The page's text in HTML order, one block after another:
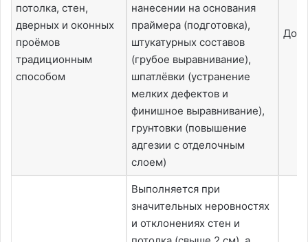
потолка, стен,
дверных и оконных
проёмов
традиционным
способом
нанесении на основания
праймера (подготовка),
штукатурных составов
(грубое выравнивание),
шпатлёвки (устранение
мелких дефектов и
финишное выравнивание),
грунтовки (повышение
адгезии с отделочным
слоем)
До 1
Выполняется при
значительных неровностях
и отклонениях стен и